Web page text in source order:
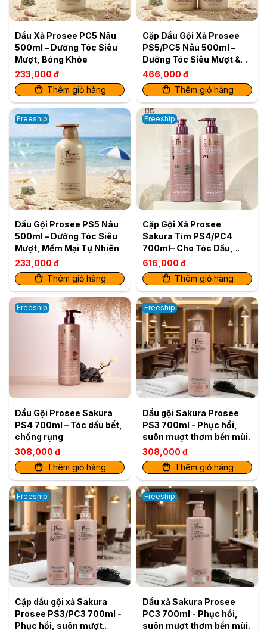
Dầu Xả Prosee PC5 Nâu
500ml – Dưỡng Tóc Siêu
Mượt, Bóng Khỏe
233,000 đ
Thêm giỏ hàng
Cặp Dầu Gội Xả Prosee
PS5/PC5 Nâu 500ml –
Dưỡng Tóc Siêu Mượt &
Bóng Khỏe
466,000 đ
Thêm giỏ hàng
Freeship
Dầu Gội Prosee PS5 Nâu
500ml – Dưỡng Tóc Siêu
Mượt, Mềm Mại Tự Nhiên
233,000 đ
Thêm giỏ hàng
Freeship
Cặp Gội Xả Prosee
Sakura Tím PS4/PC4
700ml– Cho Tóc Dầu,
Giảm Bết Dính & Chống
Rụng
616,000 đ
Thêm giỏ hàng
Freeship
Dầu Gội Prosee Sakura
PS4 700ml – Tóc dầu bết,
chống rụng
308,000 đ
Thêm giỏ hàng
Freeship
Dầu gội Sakura Prosee
PS3 700ml - Phục hồi,
suôn mượt thơm bền mùi.
308,000 đ
Thêm giỏ hàng
Freeship
Cặp dầu gội xả Sakura
Prosee PS3/PC3 700ml -
Phục hồi, suôn mượt
Freeship
Dầu xả Sakura Prosee
PC3 700ml - Phục hồi,
suôn mượt thơm bền mùi.